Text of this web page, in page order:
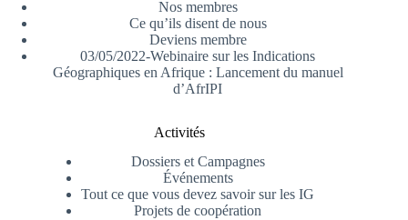
Nos membres
Ce qu’ils disent de nous
Deviens membre
03/05/2022-Webinaire sur les Indications
Géographiques en Afrique : Lancement du manuel
d’AfrIPI
Activités
Dossiers et Campagnes
Événements
Tout ce que vous devez savoir sur les IG
Projets de coopération